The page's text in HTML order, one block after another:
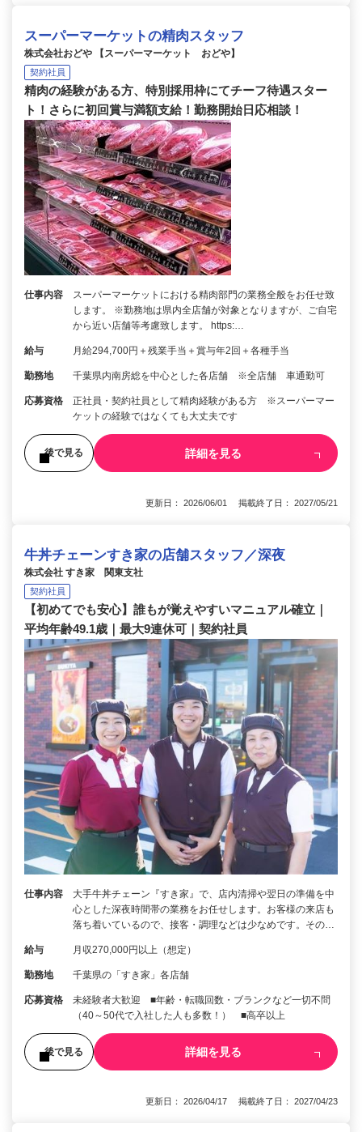
スーパーマーケットの精肉スタッフ
株式会社おどや 【スーパーマーケット おどや】
契約社員
精肉の経験がある方、特別採用枠にてチーフ待遇スター
ト！さらに初回賞与満額支給！勤務開始日応相談！
仕事内容
スーパーマーケットにおける精肉部門の業務全般をお任せ致
します。 ※勤務地は県内全店舗が対象となりますが、ご自宅
から近い店舗等考慮致します。 https:…
給与 月給294,700円＋残業手当＋賞与年2回＋各種手当
勤務地 千葉県内南房総を中心とした各店舗 ※全店舗 車通勤可
応募資格
正社員・契約社員として精肉経験がある方 ※スーパーマー
ケットの経験ではなくても大丈夫です
後で見る 詳細を見る
更新日： 2026/06/01 掲載終了日： 2027/05/21
牛丼チェーンすき家の店舗スタッフ／深夜
株式会社 すき家 関東支社
契約社員
【初めてでも安心】誰もが覚えやすいマニュアル確立｜
平均年齢49.1歳｜最大9連休可｜契約社員
仕事内容
大手牛丼チェーン『すき家』で、店内清掃や翌日の準備を中
心とした深夜時間帯の業務をお任せします。お客様の来店も
落ち着いているので、接客・調理などは少なめです。その…
給与 月収270,000円以上（想定）
勤務地 千葉県の「すき家」各店舗
応募資格
未経験者大歓迎 ■年齢・転職回数・ブランクなど一切不問
（40～50代で入社した人も多数！） ■高卒以上
後で見る 詳細を見る
更新日： 2026/04/17 掲載終了日： 2027/04/23